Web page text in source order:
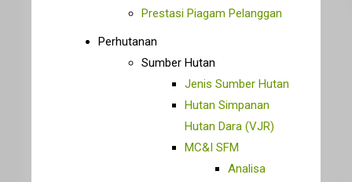
Prestasi Piagam Pelanggan
Perhutanan
Sumber Hutan
Jenis Sumber Hutan
Hutan Simpanan
Hutan Dara (VJR)
MC&I SFM
Analisa